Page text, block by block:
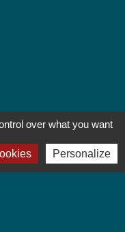
over what you want
Personalize